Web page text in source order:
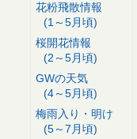
花粉飛散情報
(1～5月頃)
桜開花情報
(2～5月頃)
GWの天気
(4～5月頃)
梅雨入り・明け
(5～7月頃)